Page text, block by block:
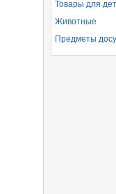
Товары для
Животные
Предметы